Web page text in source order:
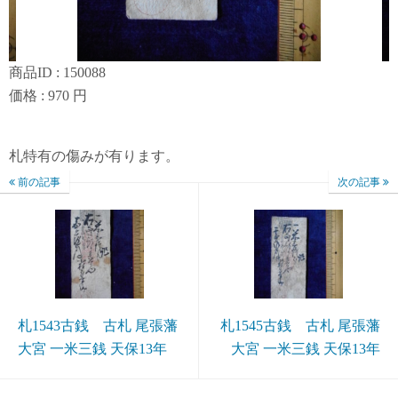
商品ID : 150088
価格 : 970 円
札特有の傷みが有ります。
前の記事
札1543古銭 古札 尾張藩
大宮 一米三銭 天保13年
次の記事
札1545古銭 古札 尾張藩
大宮 一米三銭 天保13年